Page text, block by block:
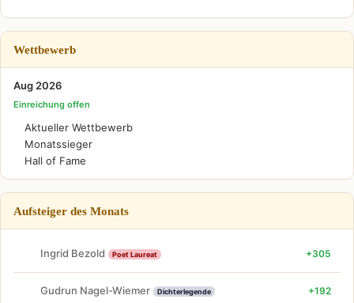
Wettbewerb
Aug 2026
Einreichung offen
Aktueller Wettbewerb
Monatssieger
Hall of Fame
Aufsteiger des Monats
Ingrid Bezold Poet Laureat +305
Gudrun Nagel-Wiemer Dichterlegende +192